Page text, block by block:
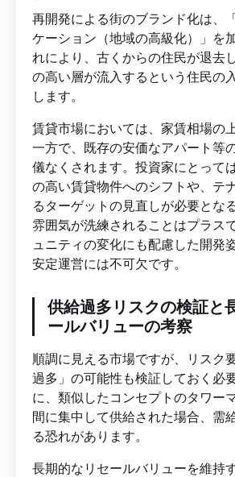
再開発による街のブランド化は、
ケーション（地域の高級化）」を
れにより、古くからの住民が退去
の高い層が流入するという住民の
します。
賃貸市場においては、家賃相場の
一方で、既存の安価なアパート等
儀なくされます。投資家にとって
の高い賃貸物件へのシフトや、テ
るターゲットの見直しが必要とな
雰囲気が洗練されることはプラス
ュニティの変化にも配慮した開発
安定運営には不可欠です。
供給過多リスクの検証と
ールバリューの考察
順調に見える市場ですが、リスク
過多」の可能性も検証しておく必
に、類似したコンセプトのタワー
間に集中して供給された場合、需
る恐れがあります。
長期的なリセールバリューを維持